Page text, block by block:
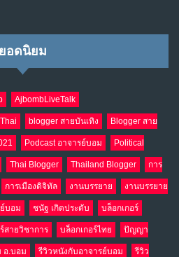
ยอดนิยม
AjbombLiveTalk
blogger สายบันเทิง Blogger สาย
Podcast อาจารย์บอม Political
Thai Blogger Thailand Blogger การ
การเมืองดิจิทัล งานบรรยาย งานบรรยาย
บอม ชนัฐ เกิดประดับ บล็อกเกอร์
สายวิชาการ บล็อกเกอร์ไทย ปัญญา
อ.บอม รีวิวหนังกับอาจารย์บอม รีวิว